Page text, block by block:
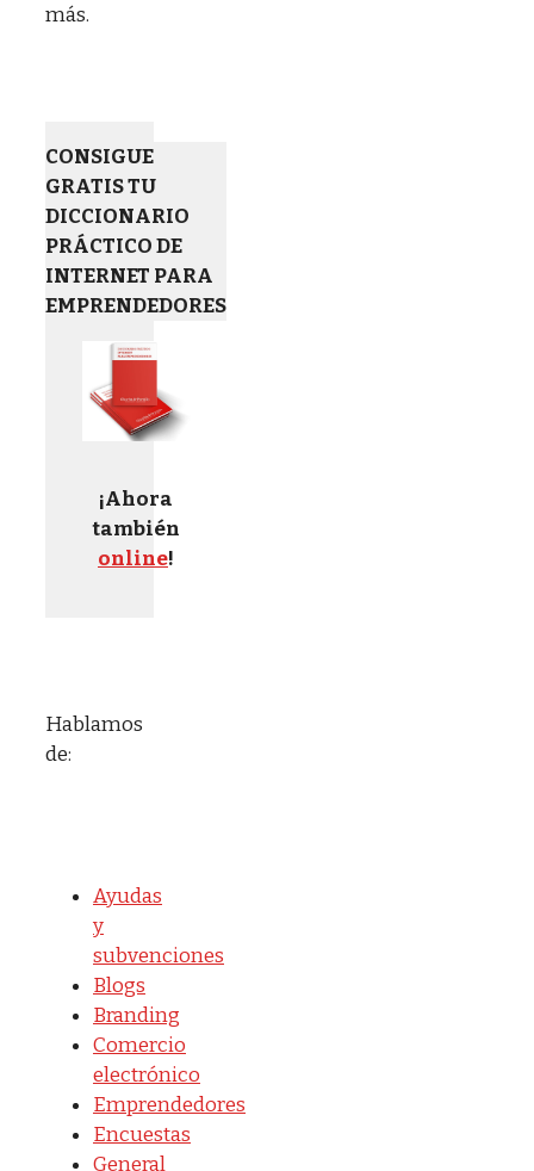
más.
CONSIGUE
GRATIS TU
DICCIONARIO
PRÁCTICO DE
INTERNET PARA
EMPRENDEDORES
¡Ahora
también
online!
Hablamos
de:
Ayudas
y
subvenciones
Blogs
Branding
Comercio
electrónico
Emprendedores
Encuestas
General